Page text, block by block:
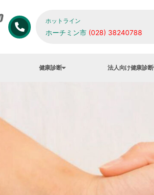
ホットライン
ホーチミン市 (028) 38240788
健康診断 法人向け健康診断